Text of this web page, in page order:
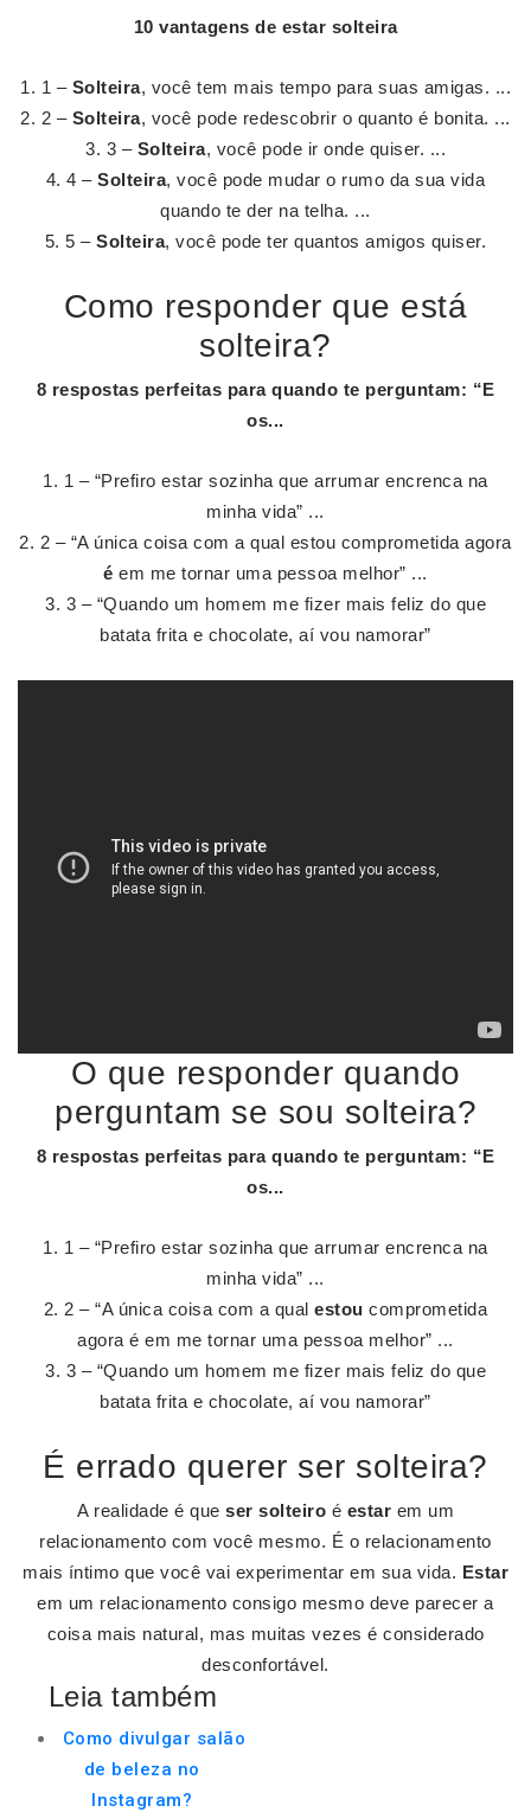
10 vantagens de estar solteira
1 – Solteira, você tem mais tempo para suas amigas. ...
2 – Solteira, você pode redescobrir o quanto é bonita. ...
3 – Solteira, você pode ir onde quiser. ...
4 –Solteira, você pode mudar o rumo da sua vida
quando te der na telha. ...
5 –Solteira, você pode ter quantos amigos quiser.
Como responder que está
solteira?
8 respostas perfeitas para quando te perguntam: “E
os...
1 – “Prefiro estar sozinha que arrumar encrenca na
minha vida” ...
2 – “A única coisa com a qual estou comprometida agora
é em me tornar uma pessoa melhor” ...
3 – “Quando um homem me fizer mais feliz do que
batata frita e chocolate, aí vou namorar”
O que responder quando
perguntam se sou solteira?
8 respostas perfeitas para quando te perguntam: “E
os...
1 – “Prefiro estar sozinha que arrumar encrenca na
minha vida” ...
2 – “A única coisa com a qualestou comprometida
agora é em me tornar uma pessoa melhor” ...
3 – “Quando um homem me fizer mais feliz do que
batata frita e chocolate, aí vou namorar”
É errado querer ser solteira?
A realidade é que ser solteiro é estar em um
relacionamento com você mesmo. É o relacionamento
mais íntimo que você vai experimentar em sua vida. Estar
em um relacionamento consigo mesmo deve parecer a
coisa mais natural, mas muitas vezes é considerado
desconfortável.
Leia também
Como divulgar salão
de beleza no
Instagram?